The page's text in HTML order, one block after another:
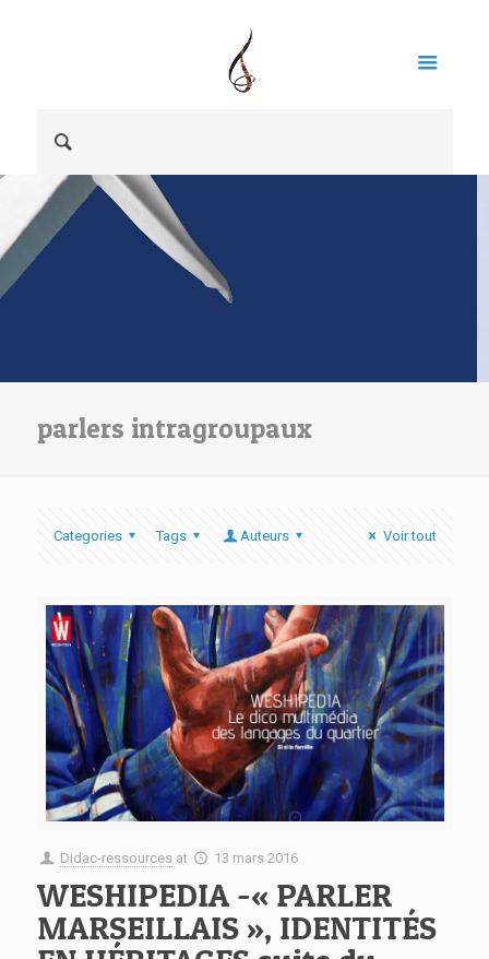
parlers intragroupaux
Categories Tags Auteurs Voir tout
Didac-ressources at 13 mars 2016
WESHIPEDIA -« PARLER
MARSEILLAIS », IDENTITÉS